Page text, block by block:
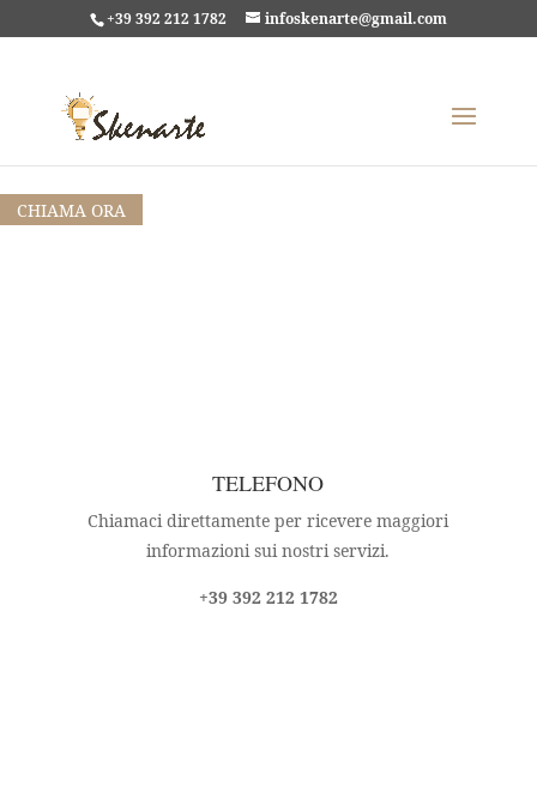
+39 392 212 1782 infoskenarte@gmail.com
Parliamo del tuo progetto
CHIAMA ORA
TELEFONO
Chiamaci direttamente per ricevere maggiori
informazioni sui nostri servizi.
+39 392 212 1782